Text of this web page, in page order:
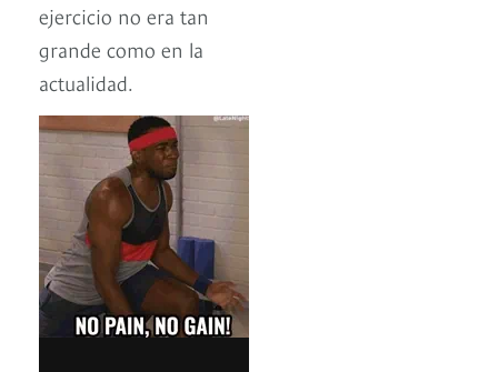
ejercicio no era tan
grande como en la
actualidad.